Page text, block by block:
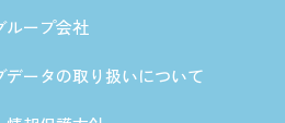
ループ会社
データの取り扱いについて